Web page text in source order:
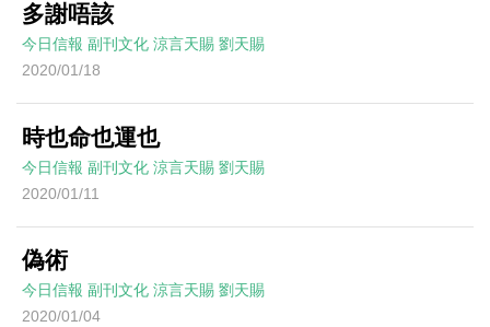
多謝唔該
今日信報 副刊文化 涼言天賜 劉天賜
2020/01/18
時也命也運也
今日信報 副刊文化 涼言天賜 劉天賜
2020/01/11
偽術
今日信報 副刊文化 涼言天賜 劉天賜
2020/01/04